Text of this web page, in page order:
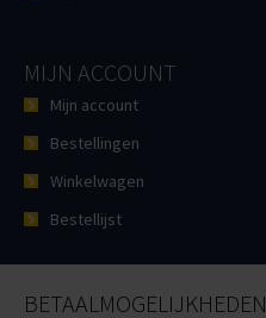
MIJN ACCOUNT
Mijn account
Bestellingen
Winkelwagen
Bestellijst
BETAALMOGELIJKHEDEN